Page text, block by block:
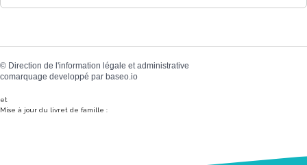
© Direction de l'information légale et administrative
comarquage developpé par baseo.io
et
Mise à jour du livret de famille :